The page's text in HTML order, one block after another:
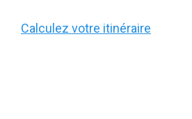
Calculez votre itinéraire